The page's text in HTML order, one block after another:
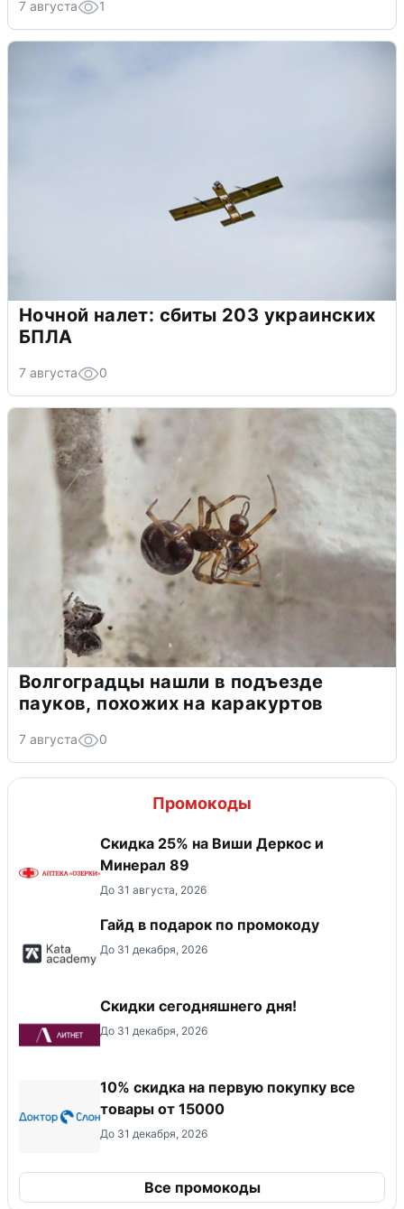
7 августа 1
Ночной налет: сбиты 203 украинских
БПЛА
7 августа 0
Волгоградцы нашли в подъезде
пауков, похожих на каракуртов
7 августа 0
Промокоды
Скидка 25% на Виши Деркос и
Минерал 89
До 31 августа, 2026
Гайд в подарок по промокоду
До 31 декабря, 2026
Скидки сегодняшнего дня!
До 31 декабря, 2026
10% скидка на первую покупку все
товары от 15000
До 31 декабря, 2026
Все промокоды